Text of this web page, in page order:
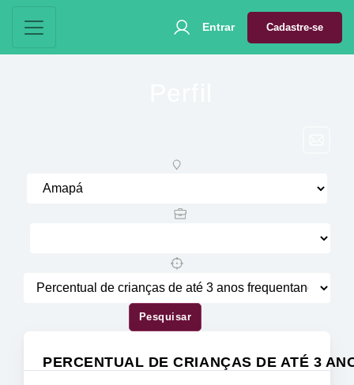
Entrar Cadastre-se
Pesquisar
PERCENTUAL DE CRIANÇAS DE ATÉ 3